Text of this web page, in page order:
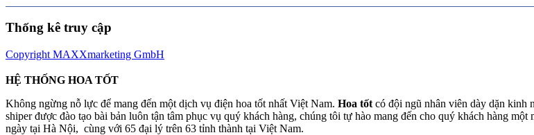
Thống kê truy cập
Copyright MAXXmarketing GmbH
HỆ THỐNG HOA TỐT
Không ngừng nỗ lực để mang đến một dịch vụ điện hoa tốt nhất Việt Nam. Hoa tốt có đội ngũ nhân viên dày dặn kinh
shiper được đào tạo bài bản luôn tận tâm phục vụ quý khách hàng, chúng tôi tự hào mang đến cho quý khách hàng
ngày tại Hà Nội, cùng với 65 đại lý trên 63 tỉnh thành tại Việt Nam.